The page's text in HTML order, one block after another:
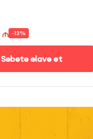
-13%
Səbətə əlavə et